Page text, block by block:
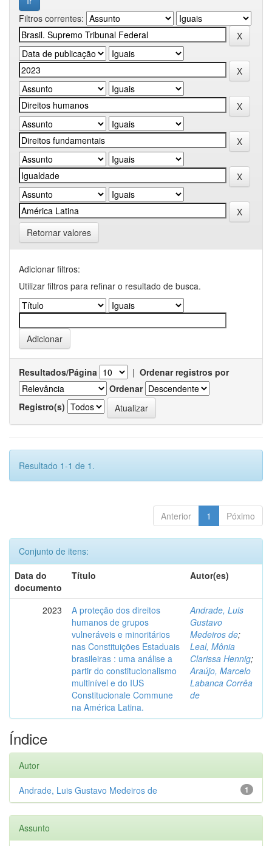
Filtros correntes:
Retornar valores
Adicionar filtros:
Utilizar filtros para refinar o resultado de busca.
Resultados/Página | Ordenar registros por
Ordenar
Registro(s)
Resultado 1-1 de 1.
Anterior 1 Póximo
Conjunto de itens:
Data do
documento
Título Autor(es)
2023
A proteção dos direitos
humanos de grupos
vulneráveis e minoritários
nas Constituições Estaduais
brasileiras : uma análise a
partir do constitucionalismo
multinível e do IUS
Constitucionale Commune
na América Latina.
Andrade, Luis
Gustavo
Medeiros de;
Leal, Mônia
Clarissa Hennig;
Araújo, Marcelo
Labanca Corrêa
de
Índice
Autor
1
Andrade, Luis Gustavo Medeiros de
Assunto